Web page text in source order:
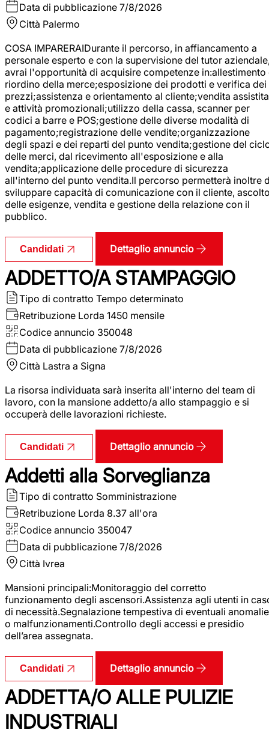
Data di pubblicazione 7/8/2026
Città Palermo
COSA IMPARERAIDurante il percorso, in affiancamento a
personale esperto e con la supervisione del tutor
avrai l'opportunità di acquisire competenze in:allestimento
riordino della merce;esposizione dei prodotti e verifica dei
prezzi;assistenza e orientamento al cliente;vendita assistita
e attività promozionali;utilizzo della cassa, scanner per
codici a barre e POS;gestione delle diverse modalità di
pagamento;registrazione delle vendite;organizzazione
degli spazi e dei reparti del punto vendita;gestione del
delle merci, dal ricevimento all'esposizione e alla
vendita;applicazione delle procedure di sicurezza
all'interno del punto vendita.Il percorso permetterà inoltre
sviluppare capacità di comunicazione con il cliente,
delle esigenze, vendita e gestione della relazione con il
pubblico.
Candidati Dettaglio annuncio
ADDETTO/A STAMPAGGIO
Tipo di contratto Tempo determinato
Retribuzione Lorda 1450 mensile
Codice annuncio 350048
Data di pubblicazione 7/8/2026
Città Lastra a Signa
La risorsa individuata sarà inserita all'interno del team di
lavoro, con la mansione addetto/a allo stampaggio e si
occuperà delle lavorazioni richieste.
Candidati Dettaglio annuncio
Addetti alla Sorveglianza
Tipo di contratto Somministrazione
Retribuzione Lorda 8.37 all'ora
Codice annuncio 350047
Data di pubblicazione 7/8/2026
Città Ivrea
Mansioni principali:Monitoraggio del corretto
funzionamento degli ascensori.Assistenza agli utenti in
di necessità.Segnalazione tempestiva di eventuali anomalie
o malfunzionamenti.Controllo degli accessi e presidio
dell’area assegnata.
Candidati Dettaglio annuncio
ADDETTA/O ALLE PULIZIE
INDUSTRIALI